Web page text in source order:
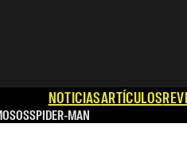
NOTICIASARTÍCULOS
SPIDER-MAN